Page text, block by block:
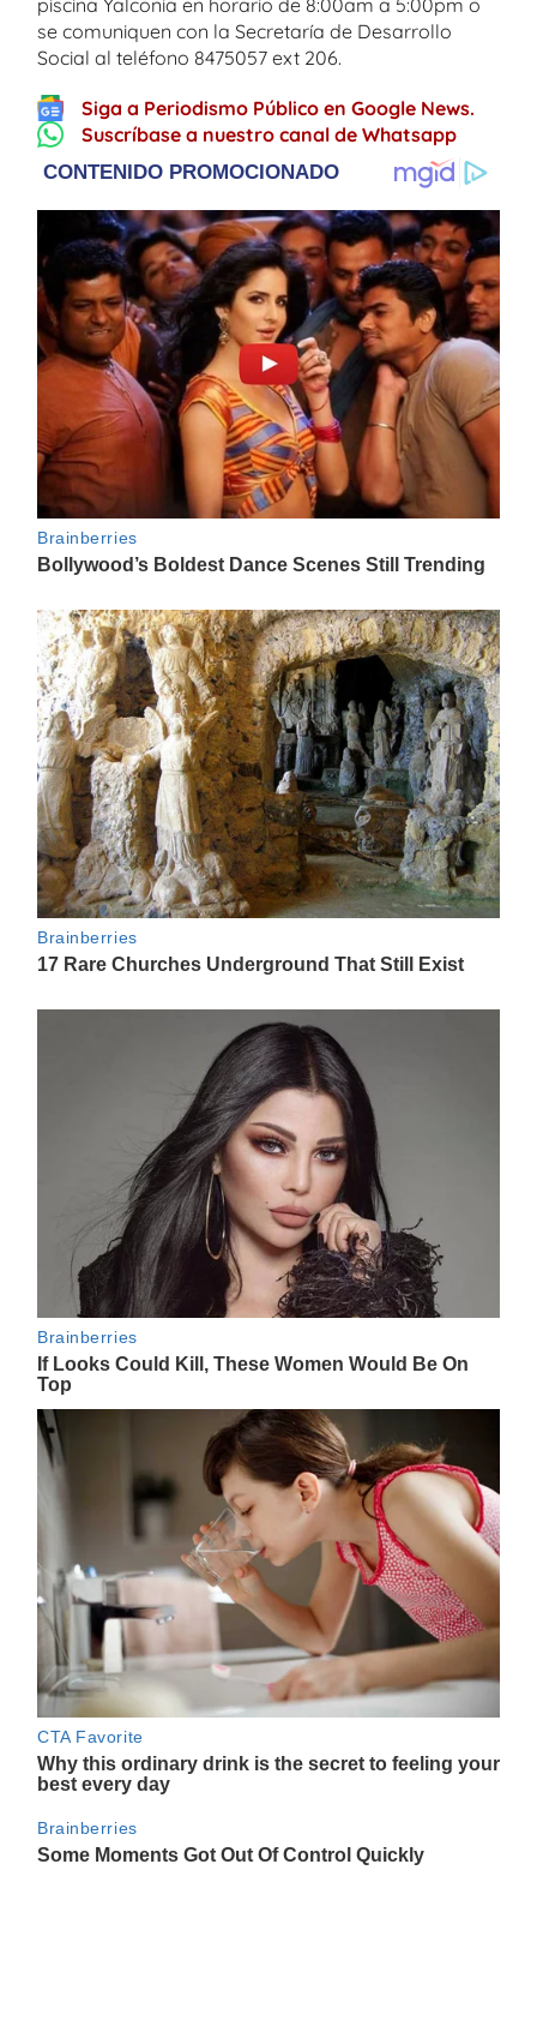
piscina Yalconia en horario de 8:00am a 5:00pm o
se comuniquen con la Secretaría de Desarrollo
Social al teléfono 8475057 ext 206.
Siga a Periodismo Público en Google News.
Suscríbase a nuestro canal de Whatsapp